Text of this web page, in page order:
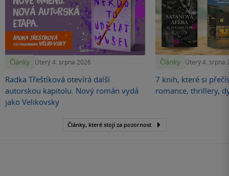
Články Úterý 4. srpna 2026
Radka Třeštíková otevírá další
autorskou kapitolu. Nový román vydá
jako Velikovsky
Články Úterý 4. srpna
7 knih, které si
romance, thrillery,
Články, které stojí za pozornost